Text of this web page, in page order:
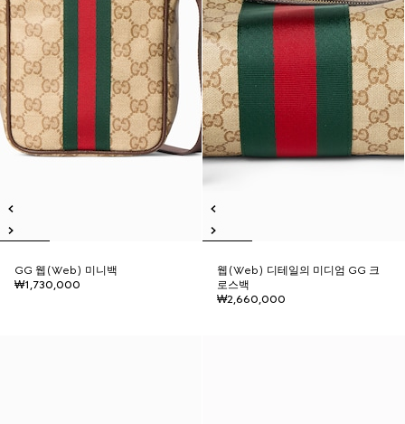
GG 웹(Web) 미니백
₩1,730,000
웹(Web) 디테일의 미디엄 GG 크
로스백
₩2,660,000